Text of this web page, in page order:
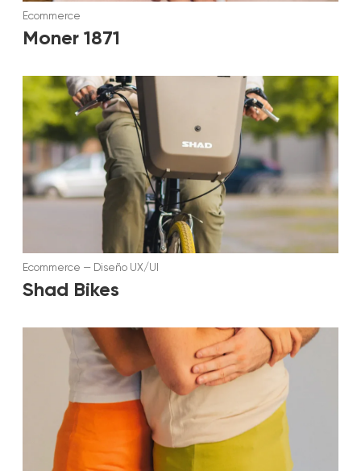
Ecommerce
Moner 1871
Ecommerce — Diseño UX/UI
Shad Bikes